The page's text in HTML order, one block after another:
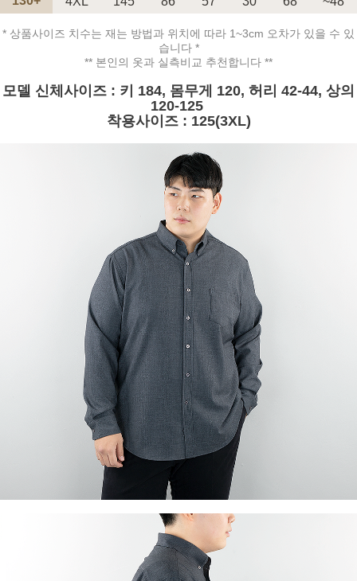
페이코 ID로 페
* 상품사이즈 치수는 재는 방법과 위치에 따라 1~3cm 오차가 있을 수 있
습니다 *
** 본인의 옷과 실측비교 추천합니다 **
모델 신체사이즈 : 키 184, 몸무게 120, 허리 42-44, 상의
120-125
착용사이즈 : 125(3XL)